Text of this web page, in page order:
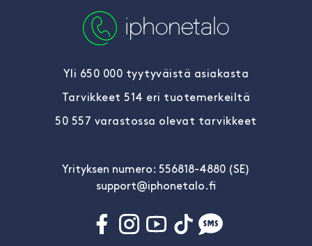
Yli 650 000 tyytyväistä asiakasta
Tarvikkeet 514 eri tuotemerkeiltä
50 557 varastossa olevat tarvikkeet
Yrityksen numero: 556818-4880 (SE)
support@iphonetalo.fi